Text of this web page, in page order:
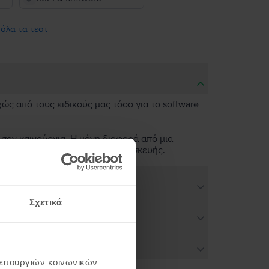
Σχετικά
κοινωνικών
τα τεστ
από τους ειδικούς μας τόσο για το software
καινούργια. Η μόνη διαφορά από μια
λειτουργικότητα της συσκευής.